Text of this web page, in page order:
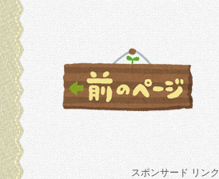
スポンサード リンク